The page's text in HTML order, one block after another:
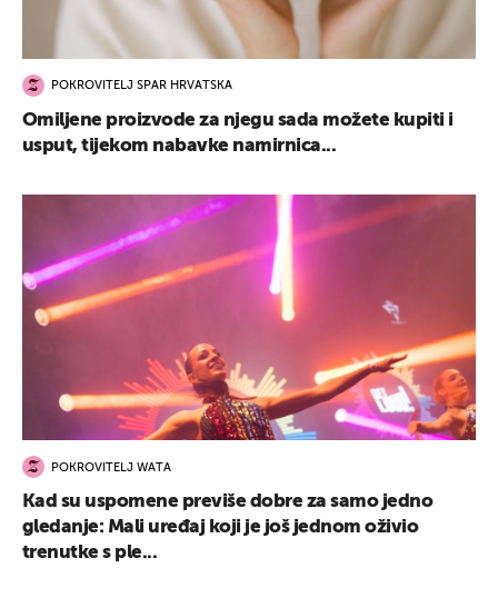
POKROVITELJ SPAR HRVATSKA
Omiljene proizvode za njegu sada možete kupiti i
usput, tijekom nabavke namirnica...
POKROVITELJ WATA
Kad su uspomene previše dobre za samo jedno
gledanje: Mali uređaj koji je još jednom oživio
trenutke s ple...